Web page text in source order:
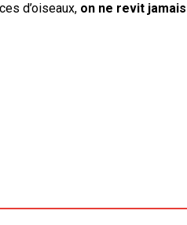
d’oiseaux, on ne revit